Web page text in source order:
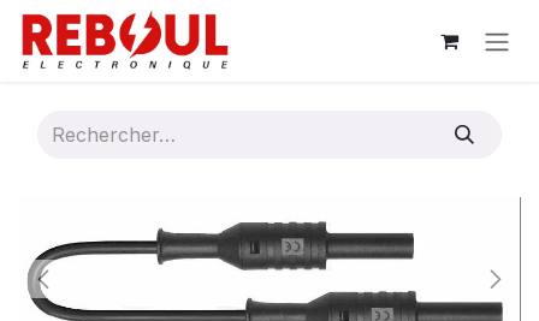
Se rendre au contenu